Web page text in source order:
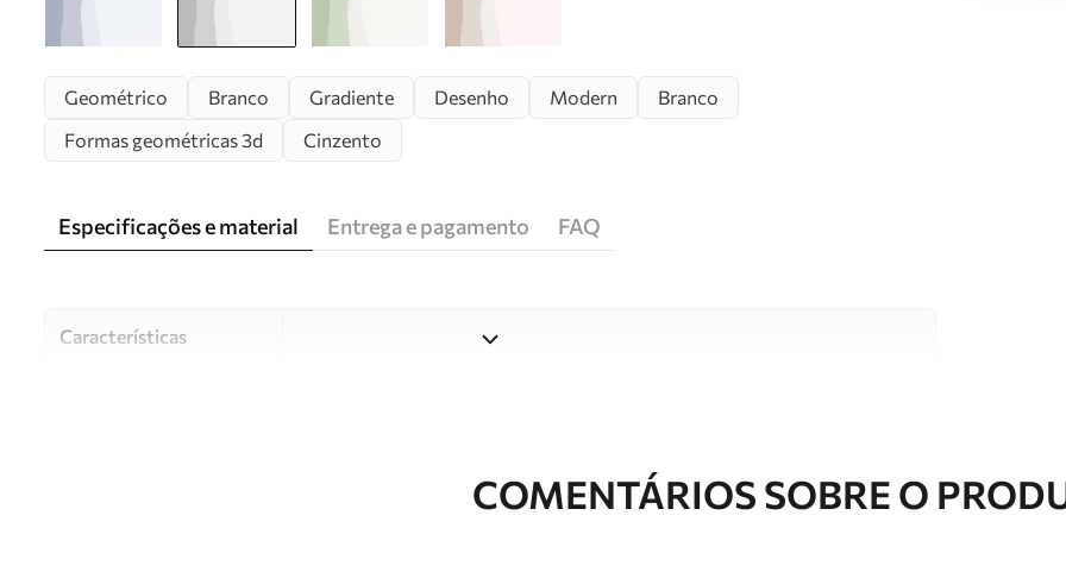
Geométrico Branco Gradiente Desenho Modern
Branco
Formas geométricas 3d
Cinzento
Especificações e material Entrega e pagamento FAQ
Características
Estúdio de design UwallsCOMENTÁRIOS SOBRE O